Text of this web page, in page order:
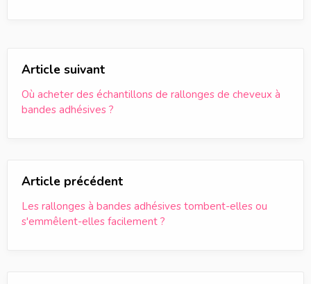
Article suivant
Où acheter des échantillons de rallonges de cheveux à
bandes adhésives ?
Article précédent
Les rallonges à bandes adhésives tombent-elles ou
s'emmêlent-elles facilement ?